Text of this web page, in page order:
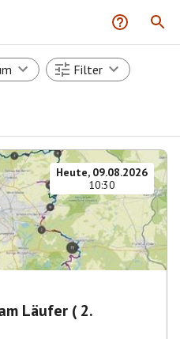
Filter
Heute, 09.08.2026
10:30
Läufer ( 2.